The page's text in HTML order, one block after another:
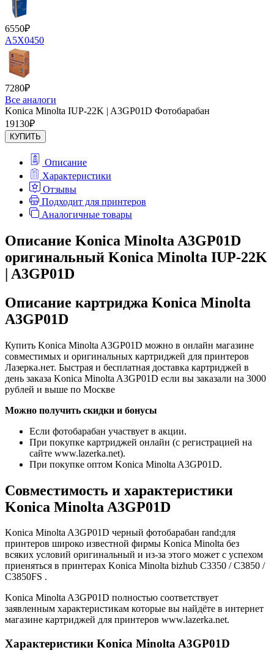
6550₽
A5X0450
7280₽
Все аналоги
Konica Minolta IUP-22K | A3GP01D Фотобарабан
19130₽
КУПИТЬ
Описание
Характеристики
Отзывы
Подходит для принтеров
Аналогичные товары
Описание Konica Minolta A3GP01D
оригинальный Konica Minolta IUP-22K
| A3GP01D
Описание картриджа Konica Minolta
A3GP01D
Купить Konica Minolta A3GP01D можно в онлайн магазине
совместимых и оригинальных картриджей для принтеров
Лазерка.нет. Быстрая и бесплатная доставка картриджей в
день заказа Konica Minolta A3GP01D если вы заказали на 3000
рублей и выше по Москве
Можно получить скидки и бонусы
Если фотобарабан участвует в акции.
При покупке картриджей онлайн (с регистрацией на
сайте www.lazerka.net).
При покупке оптом Konica Minolta A3GP01D.
Совместимость и характеристики
Konica Minolta A3GP01D
Konica Minolta A3GP01D черный фотобарабан rand:для
принтеров широко известной фирмы Konica Minolta без
всяких условий оригинальный и из-за этого может с успехом
приеняться в принтерах Konica Minolta bizhub C3350 / C3850 /
C3850FS .
Konica Minolta A3GP01D полностью соответствует
заявленным характеристикам которые вы найдёте в интернет
магазине картриджей для принтеров www.lazerka.net.
Характеристики Konica Minolta A3GP01D